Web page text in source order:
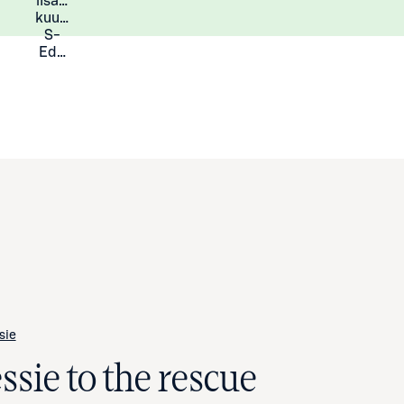
kuukauden
S-
Eduista
to the rescue